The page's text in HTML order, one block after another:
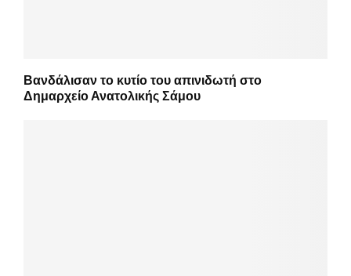
Βανδάλισαν το κυτίο του απινιδωτή στο
Δημαρχείο Ανατολικής Σάμου